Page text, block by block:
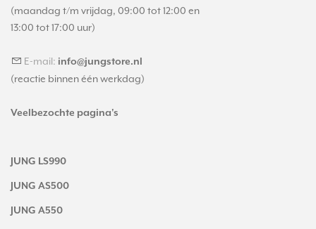
(maandag t/m vrijdag, 09:00 tot 12:00 en
13:00 tot 17:00 uur)
E-mail: info@jungstore.nl
(reactie binnen één werkdag)
Veelbezochte pagina's
JUNG LS990
JUNG AS500
JUNG A550